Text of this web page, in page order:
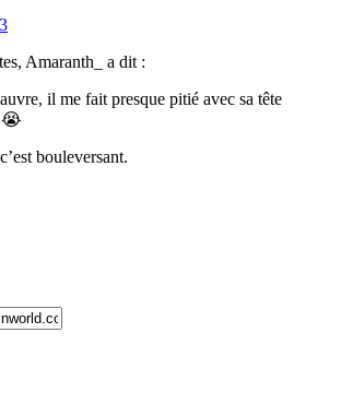
Amaranth_ a dit :
il me fait presque pitié avec sa tête
😭
bouleversant.